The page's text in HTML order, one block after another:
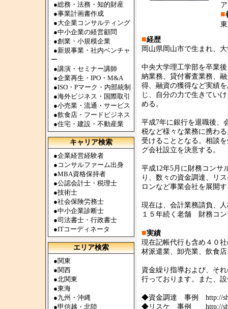
●総務・法務・知的財産
●事業計画書作成
●大企業コンサルティング
●中小企業の経営顧問
●創業・小規模企業
●新規事業・社内ベンチャ
ー
●講演・セミナー講師
●企業再生・IPO・M&A
●ISO・Pマーク・内部統制
●海外ビジネス・国際取引
●小売業・流通・サービス
●飲食店・フードビジネス
●住宅・建設・不動産業
キャリア検索
●企業経営経験者
● コンサルファーム出身
●MBA資格保持者
●公認会計士・税理士
●技術士
●社会保険労務士
●中小企業診断士
●司法書士・行政書士
●ITコーディネータ
エリア検索
●関東
●関西
●北関東
●東海
●九州・沖縄
●甲信越・北陸
■
■経歴
岡山県岡山市で生まれ、
中央大学理工学部を卒業
納業務、貸付審査業務、
得、融資の獲得など実績
じ、自分の力で生きてい
める。
平成7年に銀行を退職後、
税など様々な業務に携わ
受けることとなる。相談
グ会社設立を決意する。
平成12年5月に財務コンサ
り、数々の資金調達、リ
ロンなど事業会社を展開
現在は、会計業務請負、
１５年続く老舗 財務コン
■実績
現在記帳代行も含め４０
材派遣業、卸売業、飲食
資金繰り指導および、そ
行っております。また、
◆資金調達 事例 http://
◆リスケ 事例 http://